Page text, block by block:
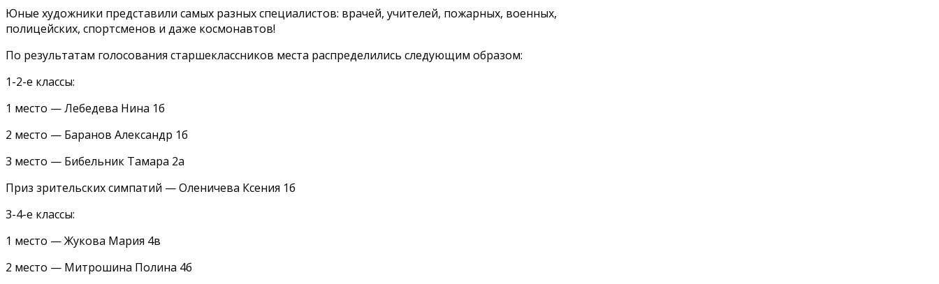
Юные художники представили самых разных специалистов: врачей, учителей, пожарных, военных,
полицейских, спортсменов и даже космонавтов!
По результатам голосования старшеклассников места распределились следующим образом:
1-2-е классы:
1 место — Лебедева Нина 1б
2 место — Баранов Александр 1б
3 место — Бибельник Тамара 2а
Приз зрительских симпатий — Оленичева Ксения 1б
3-4-е классы:
1 место — Жукова Мария 4в
2 место — Митрошина Полина 4б